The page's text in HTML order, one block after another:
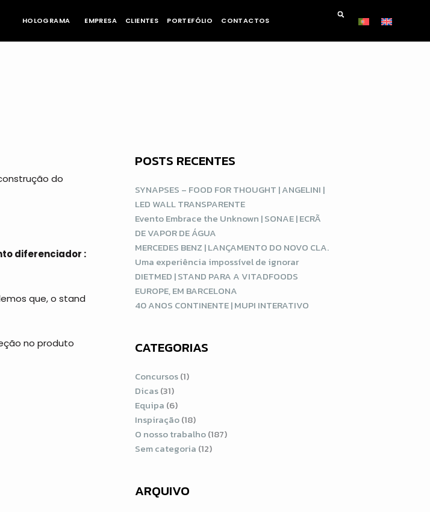
HOLOGRAMA EMPRESA CLIENTES PORTEFÓLIO CONTACTOS
do
diferenciador :
que, o stand
no produto
POSTS RECENTES
SYNAPSES – FOOD FOR THOUGHT | ANGELINI |
LED WALL TRANSPARENTE
Evento Embrace the Unknown | SONAE | ECRÃ
DE VAPOR DE ÁGUA
MERCEDES BENZ | LANÇAMENTO DO NOVO CLA.
Uma experiência impossível de ignorar
DIETMED | STAND PARA A VITADFOODS
EUROPE, EM BARCELONA
40 ANOS CONTINENTE | MUPI INTERATIVO
CATEGORIAS
Concursos(1)
Dicas(31)
Equipa (6)
Inspiração(18)
O nosso trabalho(187)
Sem categoria (12)
ARQUIVO